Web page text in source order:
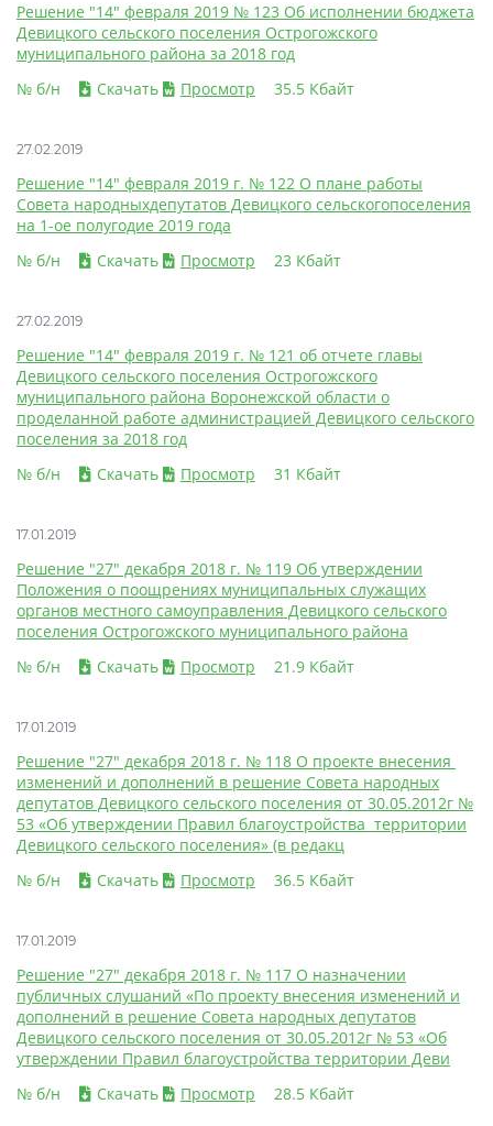
Решение "14" февраля 2019 № 123 Об исполнении бюджета
Девицкого сельского поселения Острогожского
муниципального района за 2018 год
№ б/н
Скачать Просмотр 35.5 Кбайт
27.02.2019
Решение "14" февраля 2019 г. № 122 О плане работы
Совета народныхдепутатов Девицкого сельскогопоселения
на 1-ое полугодие 2019 года
№ б/н
Скачать Просмотр 23 Кбайт
27.02.2019
Решение "14" февраля 2019 г. № 121 об отчете главы
Девицкого сельского поселения Острогожского
муниципального района Воронежской области о
проделанной работе администрацией Девицкого сельского
поселения за 2018 год
№ б/н
Скачать Просмотр 31 Кбайт
17.01.2019
Решение "27" декабря 2018 г. № 119 Об утверждении
Положения о поощрениях муниципальных служащих
органов местного самоуправления Девицкого сельского
поселения Острогожского муниципального района
№ б/н
Скачать Просмотр 21.9 Кбайт
17.01.2019
Решение "27" декабря 2018 г. № 118 О проекте внесения
изменений и дополнений в решение Совета народных
депутатов Девицкого сельского поселения от 30.05.2012г №
53 «Об утверждении Правил благоустройства территории
Девицкого сельского поселения» (в редакц
№ б/н
Скачать Просмотр 36.5 Кбайт
17.01.2019
Решение "27" декабря 2018 г. № 117 О назначении
публичных слушаний «По проекту внесения изменений и
дополнений в решение Совета народных депутатов
Девицкого сельского поселения от 30.05.2012г № 53 «Об
утверждении Правил благоустройства территории Деви
№ б/н
Скачать Просмотр 28.5 Кбайт